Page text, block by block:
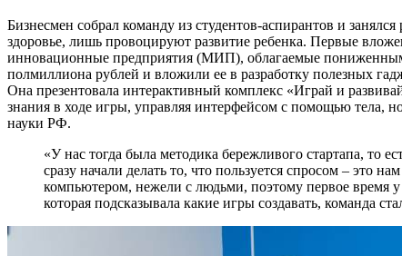
Бизнесмен собрал команду из студентов-аспирантов и
здоровье, лишь провоцируют развитие ребенка. Первые
инновационные предприятия (МИП), облагаемые
полмиллиона рублей и вложили ее в разработку полезных
Она презентовала интерактивный комплекс «Играй и
знания в ходе игры, управляя интерфейсом с помощью тела,
науки РФ.
«У нас тогда была методика бережливого стартапа, то
сразу начали делать то, что пользуется спросом – это
компьютером, нежели с людьми, поэтому первое время
которая подсказывала какие игры создавать, команда